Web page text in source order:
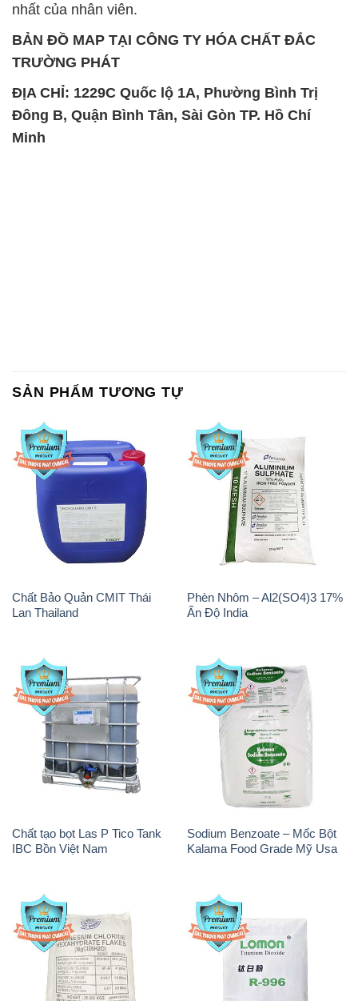
nhất của nhân viên.
BẢN ĐỒ MAP TẠI CÔNG TY HÓA CHẤT ĐẮC
TRƯỜNG PHÁT
ĐỊA CHỈ: 1229C Quốc lộ 1A, Phường Bình Trị
Đông B, Quận Bình Tân, Sài Gòn TP. Hồ Chí
Minh
SẢN PHẨM TƯƠNG TỰ
Chất Bảo Quản CMIT Thái
Lan Thailand
Phèn Nhôm – Al2(SO4)3 17%
Ấn Độ India
Chất tạo bọt Las P Tico Tank
IBC Bồn Việt Nam
Sodium Benzoate – Mốc Bột
Kalama Food Grade Mỹ Usa